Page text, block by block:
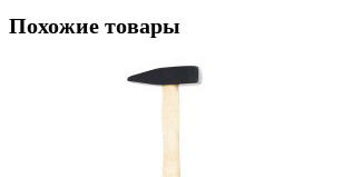
Похожие товары